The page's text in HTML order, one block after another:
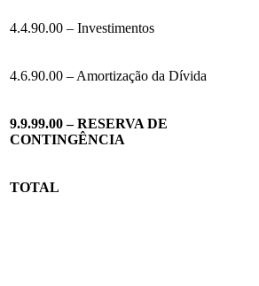
4.4.90.00 – Investimentos
4.6.90.00 – Amortização da Dívida
9.9.99.00 – RESERVA DE
CONTINGÊNCIA
TOTAL